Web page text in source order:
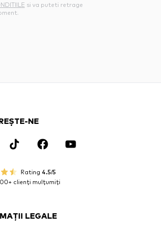
si va puteti retrage
NE
Rating 4.5/5
clienți mulțumiți
LEGALE